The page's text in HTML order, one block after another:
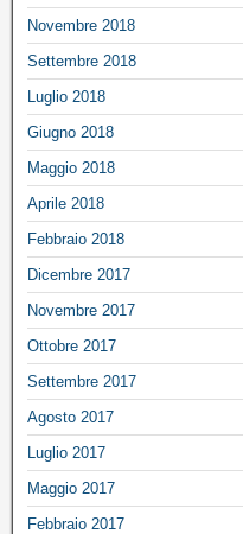
Novembre 2018
Settembre 2018
Luglio 2018
Giugno 2018
Maggio 2018
Aprile 2018
Febbraio 2018
Dicembre 2017
Novembre 2017
Ottobre 2017
Settembre 2017
Agosto 2017
Luglio 2017
Maggio 2017
Febbraio 2017